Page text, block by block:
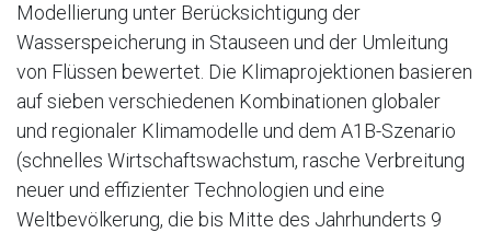
Modellierung unter Berücksichtigung der
Wasserspeicherung in Stauseen und der Umleitung
von Flüssen bewertet. Die Klimaprojektionen basieren
auf sieben verschiedenen Kombinationen globaler
und regionaler Klimamodelle und dem A1B-Szenario
(schnelles Wirtschaftswachstum, rasche Verbreitung
neuer und effizienter Technologien und eine
Weltbevölkerung, die bis Mitte des Jahrhunderts 9